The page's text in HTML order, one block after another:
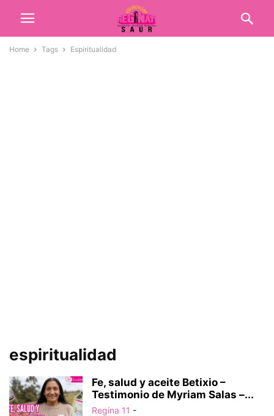
Home Tags Espiritualidad
espiritualidad
Fe, salud y aceite Betixio –
Testimonio de Myriam Salas –...
Regina 11 -